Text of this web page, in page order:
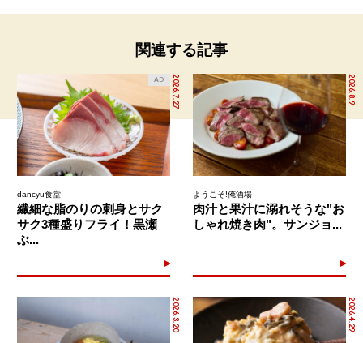
関連する記事
2026.7.27
AD
dancyu食堂
繊細な脂のりの刺身とサク
サク3種盛りフライ！黒瀬
ぶ...
2026.8.9
ようこそ!俺酒場
肉汁と果汁に溺れそうな"お
しゃれ焼き肉"。サンジョ...
2026.3.20 2026.4.29